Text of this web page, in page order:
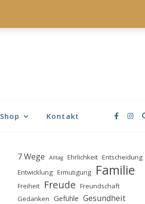
Shop Kontakt
7 Wege Alltag Ehrlichkeit Entscheidung
Entwicklung Ermutigung Familie
Freiheit Freude Freundschaft
Gedanken Gefühle Gesundheit